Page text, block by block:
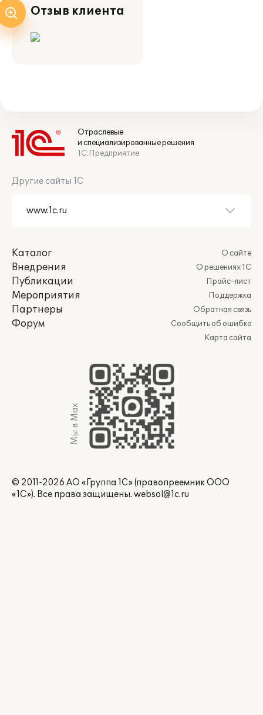
Отзыв клиента
Отраслевые
и специализированные решения
1С:Предприятие
Другие сайты 1С
Каталог
Внедрения
Публикации
Мероприятия
Партнеры
Форум
О сайте
О решениях 1С
Прайс-лист
Поддержка
Обратная связь
Сообщить об ошибке
Карта сайта
Мы в Max
© 2011-2026 АО «Группа 1С» (правопреемник ООО
«1С»). Все права защищены. websol@1c.ru